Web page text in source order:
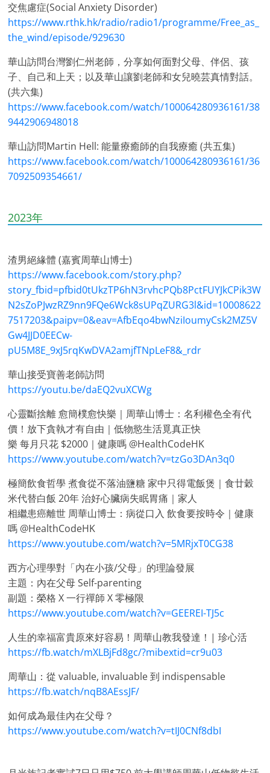
交焦慮症(Social Anxiety Disorder)
https://www.rthk.hk/radio/radio1/programme/Free_as_
the_wind/episode/929630
華山訪問台灣劉仁州老師，分享如何面對父母、伴侶、孩
子、自己和上天；以及華山讓劉老師和女兒曉芸真情對話。
(共六集)
https://www.facebook.com/watch/100064280936161/38
9442906948018
華山訪問Martin Hell: 能量療癒師的自我療癒 (共五集)
https://www.facebook.com/watch/100064280936161/36
7092509354661/
2023年
渣男絕緣體 (嘉賓周華山博士)
https://www.facebook.com/story.php?
story_fbid=pfbid0tUkzTP6hN3rvhcPQb8PctFUYJkCPik3W
N2sZoPJwzRZ9nn9FQe6Wck8sUPqZURG3l&id=10008622
7517203&paipv=0&eav=AfbEqo4bwNziIoumyCsk2MZ5V
Gw4JJD0EECw-
pU5M8E_9xJ5rqKwDVA2amjfTNpLeF8&_rdr
華山接受寶善老師訪問
https://youtu.be/daEQ2vuXCWg
心靈斷捨離 愈簡樸愈快樂｜周華山博士：名利權色全有代
價！放下貪執才有自由｜低物慾生活覓真正快
樂 每月只花 $2000｜健康嗎 @HealthCodeHK
https://www.youtube.com/watch?v=tzGo3DAn3q0
極簡飲食哲學 煮食從不落油鹽糖 家中只得電飯煲｜食廿穀
米代替白飯 20年 治好心臟病失眠胃痛｜家人
相繼患癌離世 周華山博士：病從口入 飲食要按時令｜健康
嗎 @HealthCodeHK
https://www.youtube.com/watch?v=5MRjxT0CG38
西方心理學對「內在小孩/父母」的理論發展
主題：內在父母 Self-parenting
副題：榮格 X 一行禪師 X 零極限
https://www.youtube.com/watch?v=GEEREI-TJ5c
人生的幸福富貴原來好容易！周華山教我發達！| 珍心活
https://fb.watch/mXLBjFd8gc/?mibextid=cr9u03
周華山：從 valuable, invaluable 到 indispensable
https://fb.watch/nqB8AEssJF/
如何成為最佳內在父母？
https://www.youtube.com/watch?v=tIJ0CNf8dbI